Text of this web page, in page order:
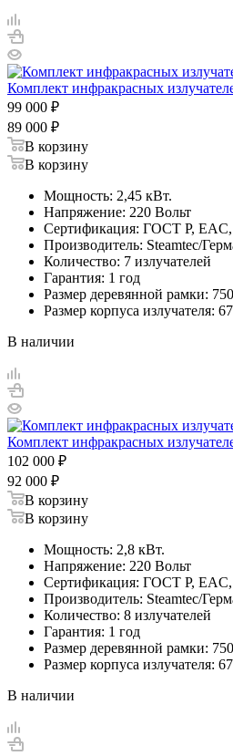
Комплект инфракрасных
99 000 ₽
89 000 ₽
В корзину
В корзину
Мощность: 2,45 кВт.
Напряжение: 220 Вольт
Сертификация: ГОСТ Р,
Производитель: Steamtec/
Количество: 7 излучателей
Гарантия: 1 год
Размер деревянной рамки:
Размер корпуса излучателя:
В наличии
Комплект инфракрасных
102 000 ₽
92 000 ₽
В корзину
В корзину
Мощность: 2,8 кВт.
Напряжение: 220 Вольт
Сертификация: ГОСТ Р,
Производитель: Steamtec/
Количество: 8 излучателей
Гарантия: 1 год
Размер деревянной рамки:
Размер корпуса излучателя:
В наличии